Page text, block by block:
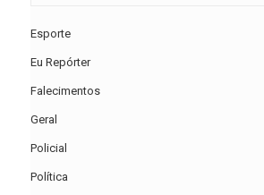
Esporte
Eu Repórter
Falecimentos
Geral
Policial
Política